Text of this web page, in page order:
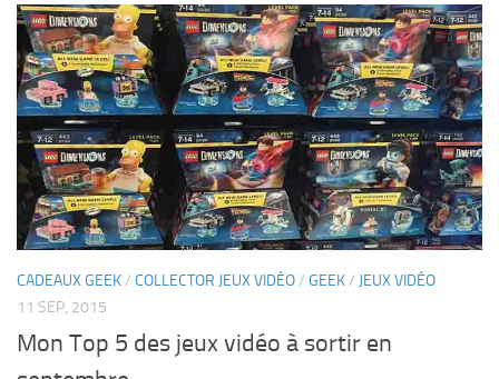
CADEAUX GEEK/ COLLECTOR JEUX VIDÉO/ GEEK/ JEUX VIDÉO
11 SEP, 2015
Mon Top 5 des jeux vidéo à sortir en